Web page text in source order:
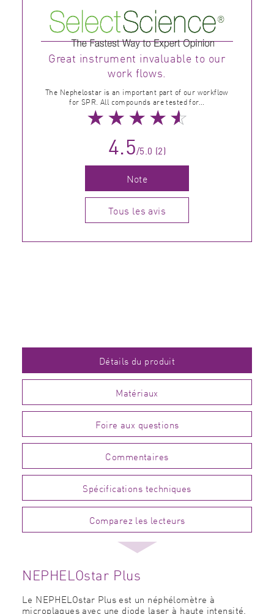
Great instrument invaluable to our
work flows.
The Nephelostar is an important part of our workflow
for SPR. All compounds are tested for...
★★★★☆
4.5/5.0 (2)
Note
Tous les avis
Détails du produit
Matériaux
Foire aux questions
Commentaires
Spécifications techniques
Comparez les lecteurs
NEPHELOstar Plus
Le NEPHELOstar Plus est un néphélomètre à
microplaques avec une diode laser à haute intensité.